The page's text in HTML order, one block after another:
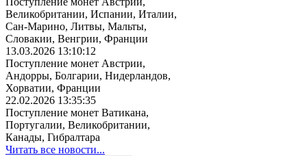
Великобритании, Испании, Италии,
Сан-Марино, Литвы, Мальты,
Словакии, Венгрии, Франции
13.03.2026 13:10:12
Поступление монет Австрии,
Андорры, Болгарии, Нидерландов,
Хорватии, Франции
22.02.2026 13:35:35
Поступление монет Ватикана,
Португалии, Великобритании,
Канады, Гибралтара
Читать все новости...